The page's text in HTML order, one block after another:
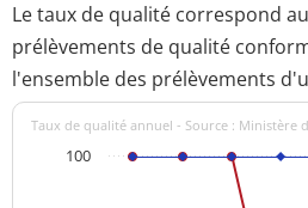
Le taux de qualité correspond
prélèvements de qualité
l'ensemble des prélèvements
Taux de qualité annuel - Source : Ministère
100